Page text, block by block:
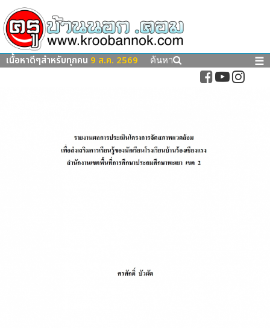
เนื้อหาดีๆสำหรับทุกคน 9 ส.ค. 2569 ค้นหา ☰